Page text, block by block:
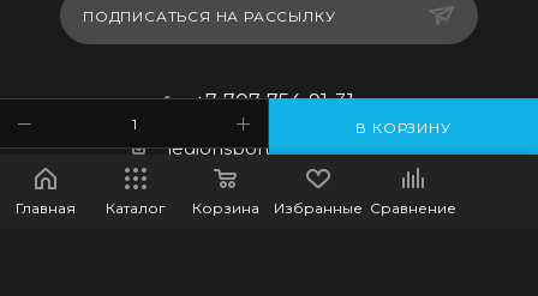
В КОРЗИНУ
ПОДПИСАТЬСЯ НА РАССЫЛКУ
+7-707-754-91-31
legionsportkz@gmail.com
г.Костанай, ул. Баймагамбетова
193, ВП-5
Главная Каталог Корзина Избранные Сравнение